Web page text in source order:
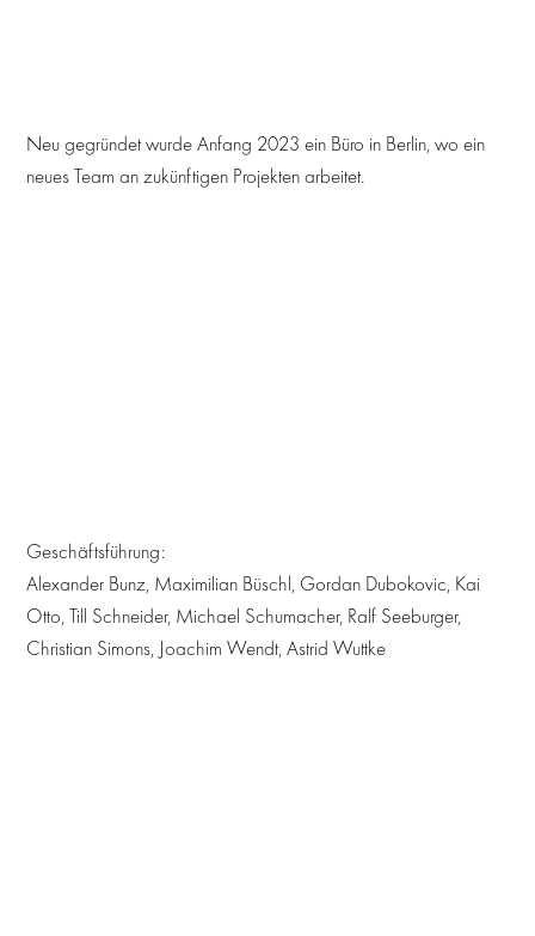
Neu gegründet wurde Anfang 2023 ein Büro in Berlin, wo ein
neues Team an zukünftigen Projekten arbeitet.
Geschäftsführung:
Alexander Bunz, Maximilian Büschl, Gordan Dubokovic, Kai
Otto, Till Schneider, Michael Schumacher, Ralf Seeburger,
Christian Simons, Joachim Wendt, Astrid Wuttke